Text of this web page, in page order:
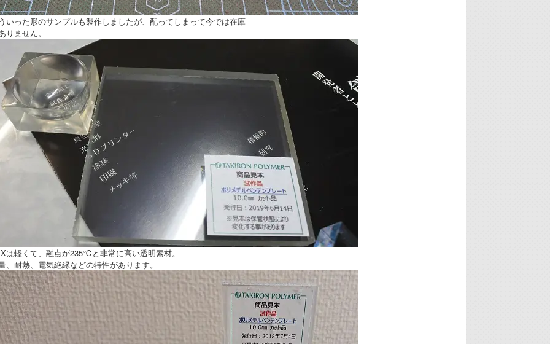
いった形のサンプルも製作しましたが、配ってしまって今では在庫
りません。
は軽くて、融点が235℃と非常に高い透明素材。
、耐熱、電気絶縁などの特性があります。